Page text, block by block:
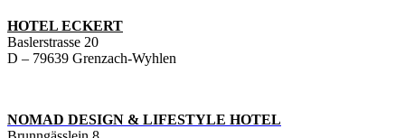
HOTEL ECKERT
Baslerstrasse 20
D – 79639 Grenzach-Wyhlen
NOMAD DESIGN & LIFESTYLE HOTEL